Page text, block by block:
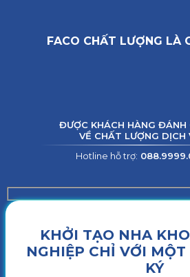
FACO CHẤT LƯỢNG LÀ
ĐƯỢC KHÁCH HÀNG ĐÁNH
VỀ CHẤT LƯỢNG DỊCH
Hotline hỗ trợ:
KHỞI TẠO NHA
NGHIỆP CHỈ VỚI
KÝ